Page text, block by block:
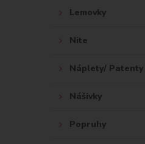
Lemovky
Nite
Náplety/ Patenty
Nášivky
Popruhy